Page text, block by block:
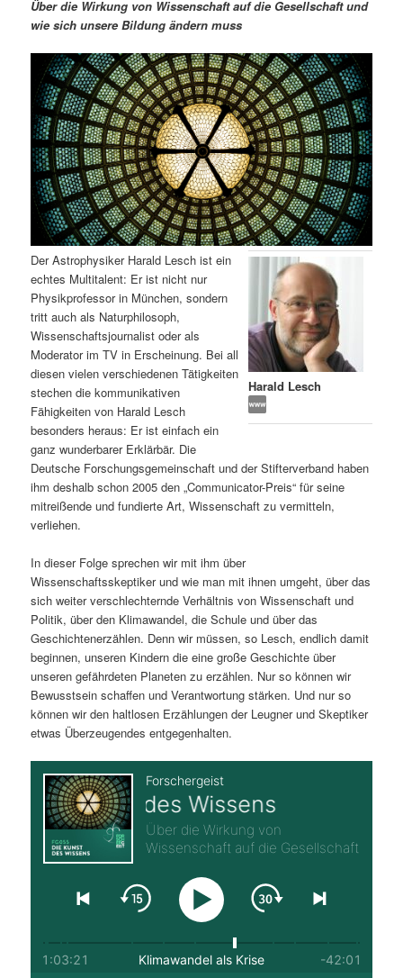
r
e
n
I
n
h
a
l
t
s
p
r
n
g
e
n
d
ä
r
e
n
I
n
h
a
l
t
s
r
i
n
g
e
n
n
a
a
t
i
o
n
Über die Wirkung von Wissenschaft auf die Gesellschaft und
wie sich unsere Bildung ändern muss
Harald Lesch
Der Astrophysiker Harald Lesch ist ein
echtes Multitalent: Er ist nicht nur
Physikprofessor in München, sondern
tritt auch als Naturphilosoph,
Wissenschaftsjournalist oder als
Moderator im TV in Erscheinung. Bei all
diesen vielen verschiedenen Tätigkeiten
stechen die kommunikativen
Fähigkeiten von Harald Lesch
besonders heraus: Er ist einfach ein
ganz wunderbarer Erklärbär. Die
Deutsche Forschungsgemeinschaft und der Stifterverband haben
ihm deshalb schon 2005 den „Communicator-Preis“ für seine
mitreißende und fundierte Art, Wissenschaft zu vermitteln,
verliehen.
In dieser Folge sprechen wir mit ihm über
Wissenschaftsskeptiker und wie man mit ihnen umgeht, über das
sich weiter verschlechternde Verhältnis von Wissenschaft und
Politik, über den Klimawandel, die Schule und über das
Geschichtenerzählen. Denn wir müssen, so Lesch, endlich damit
beginnen, unseren Kindern die eine große Geschichte über
unseren gefährdeten Planeten zu erzählen. Nur so können wir
Bewusstsein schaffen und Verantwortung stärken. Und nur so
können wir den haltlosen Erzählungen der Leugner und Skeptiker
etwas Überzeugendes entgegenhalten.